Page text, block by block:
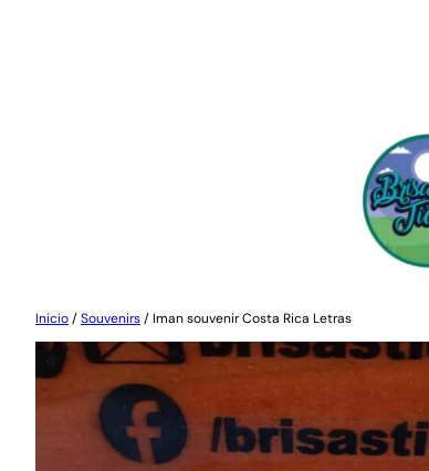
Inicio/Souvenirs/ Iman souvenir Costa Rica Letras